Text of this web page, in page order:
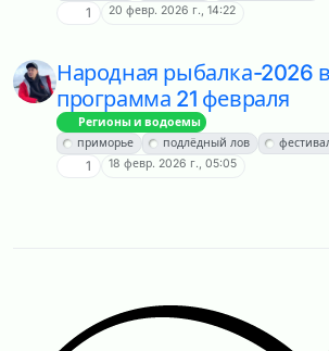
1 20 февр. 2026 г., 14:22
Народная рыбалка-2026
программа 21 февраля
Регионы и водоемы
приморье
подлёдный лов
1 18 февр. 2026 г., 05:05